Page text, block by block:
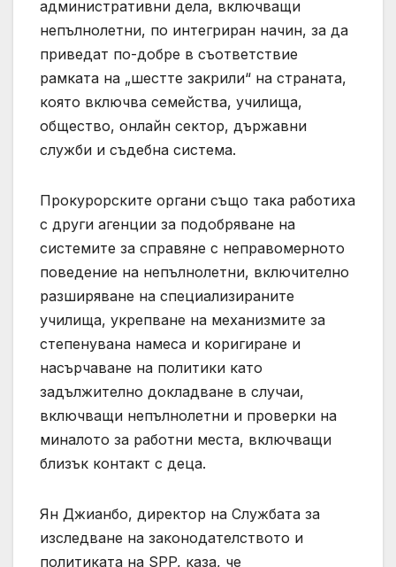
административни дела, включващи
непълнолетни, по интегриран начин, за да
приведат по-добре в съответствие
рамката на „шестте закрили“ на страната,
която включва семейства, училища,
общество, онлайн сектор, държавни
служби и съдебна система.
Прокурорските органи също така работиха
с други агенции за подобряване на
системите за справяне с неправомерното
поведение на непълнолетни, включително
разширяване на специализираните
училища, укрепване на механизмите за
степенувана намеса и коригиране и
насърчаване на политики като
задължително докладване в случаи,
включващи непълнолетни и проверки на
миналото за работни места, включващи
близък контакт с деца.
Ян Джианбо, директор на Службата за
изследване на законодателството и
политиката на SPP, каза, че